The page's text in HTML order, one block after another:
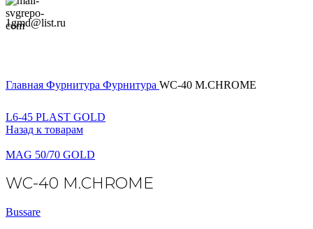
1gmd@list.ru
Главная Фурнитура Фурнитура WC-40 M.CHROME
L6-45 PLAST GOLD
Назад к товарам
MAG 50/70 GOLD
WC-40 M.CHROME
Bussare